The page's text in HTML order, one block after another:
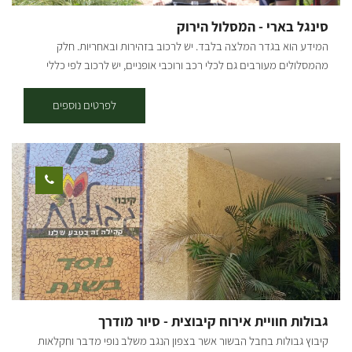
מדשאות ופינות צל לרוב. הפארק נושק למגוון מסלולים ברגל, ברכב
ובאופניים. ניתן ללון בפארק או באחד מהאורחנים באזור. בפארק שבילי
אופניים מסומנים. מחניון המוצא יוצאים שני שבילים טבעתיים האחד מסומן
סינגל בארי - המסלול הירוק
המידע הוא בגדר המלצה בלבד. יש לרכוב בזהירות ובאחריות. חלק
מהמסלולים מעורבים גם לכלי רכב ורוכבי אופניים, יש לרכוב לפי כללי
קילומטרים נקודת התחלה וסיום: מסלול מעגלי המתחיל ונגמר בלה-מדווש
בארי תקציר על אזור הטיול: נקודות עניין בדרך: מטע חוחובה אורגני ליצור
שמן לקוסמטיקה, מגדל שמירה נגד שרפות של קק"ל, תחנת קמח עתיקה,
מחסני התחמושת של חייל האוויר הבריטי, כביש הבטון מתקופת הבריטים,
מכרות הגופרית הישנים, נקודת טריג שהיא נקודת תצפית מרשימה. בעונת
הפריחה רכיבה בין מרבדי הכלניות ופרחים רבים נוספים. תקציר המסלול:
המסלול מסומן אך ורק בשלט עם ציור אופניים ירוק. יוצאים ממרכדז
האופניים לה מדווש וממשיכים עם המסלול לכיוון דרום על כביש סלול
למגדל התצפית. משם ממשיכים הלאה עד שמגיעים לכביש בטון שסללו
הבריטים כחלק מנתיבי התחבורה למחסני התחמושת הפזורים סביב. מימין
שרידי טחנת קמח. ממשיכים בשביל הירוק לכיוון צפון-מערב על כביש בטון
אל עץ אקליפטוס גדול בו אפשר לנוח זמן מה. מעץ האקליפטוס תתחילו
לעלות בדרך אופניים ייחודית לכיוון צפון מזרח כשלשמאלכם מכרה גופרית
לפרטים נוספים
גבולות חוויית אירוח קיבוצית - סיור מודרך
קיבוץ גבולות בחבל הבשור אשר בצפון הנגב משלב נופי מדבר וחקלאות